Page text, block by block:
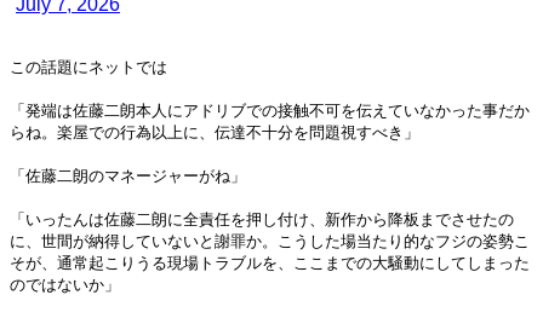
July 7, 2026
この話題にネットでは
「発端は佐藤二朗本人にアドリブでの接触不可を伝えていなかった事だか
らね。楽屋での行為以上に、伝達不十分を問題視すべき」
「佐藤二朗のマネージャーがね」
「いったんは佐藤二朗に全責任を押し付け、新作から降板までさせたの
に、世間が納得していないと謝罪か。こうした場当たり的なフジの姿勢こ
そが、通常起こりうる現場トラブルを、ここまでの大騒動にしてしまった
のではないか」